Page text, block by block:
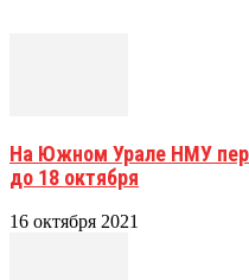
На Южном Урале НМУ
до 18 октября
16 октября 2021